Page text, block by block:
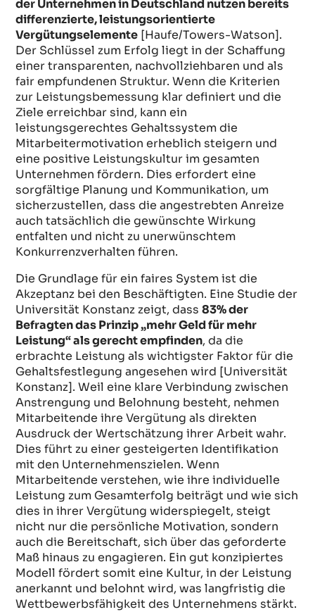
der Unternehmen in Deutschland nutzen bereits
differenzierte, leistungsorientierte
Vergütungselemente [Haufe/Towers-Watson].
Der Schlüssel zum Erfolg liegt in der Schaffung
einer transparenten, nachvollziehbaren und als
fair empfundenen Struktur. Wenn die Kriterien
zur Leistungsbemessung klar definiert und die
Ziele erreichbar sind, kann ein
leistungsgerechtes Gehaltssystem die
Mitarbeitermotivation erheblich steigern und
eine positive Leistungskultur im gesamten
Unternehmen fördern. Dies erfordert eine
sorgfältige Planung und Kommunikation, um
sicherzustellen, dass die angestrebten Anreize
auch tatsächlich die gewünschte Wirkung
entfalten und nicht zu unerwünschtem
Konkurrenzverhalten führen.
Die Grundlage für ein faires System ist die
Akzeptanz bei den Beschäftigten. Eine Studie der
Universität Konstanz zeigt, dass83% der
Befragten das Prinzip „mehr Geld für mehr
Leistung“ als gerecht empfinden, da die
erbrachte Leistung als wichtigster Faktor für die
Gehaltsfestlegung angesehen wird [Universität
Konstanz]. Weil eine klare Verbindung zwischen
Anstrengung und Belohnung besteht, nehmen
Mitarbeitende ihre Vergütung als direkten
Ausdruck der Wertschätzung ihrer Arbeit wahr.
Dies führt zu einer gesteigerten Identifikation
mit den Unternehmenszielen. Wenn
Mitarbeitende verstehen, wie ihre individuelle
Leistung zum Gesamterfolg beiträgt und wie sich
dies in ihrer Vergütung widerspiegelt, steigt
nicht nur die persönliche Motivation, sondern
auch die Bereitschaft, sich über das geforderte
Maß hinaus zu engagieren. Ein gut konzipiertes
Modell fördert somit eine Kultur, in der Leistung
anerkannt und belohnt wird, was langfristig die
Wettbewerbsfähigkeit des Unternehmens stärkt.